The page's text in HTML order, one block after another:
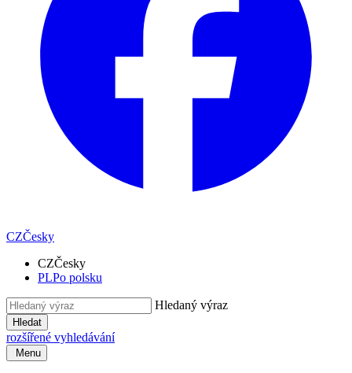
CZČesky
CZČesky
PLPo polsku
Hledaný výraz
Hledat
rozšířené vyhledávání
Menu